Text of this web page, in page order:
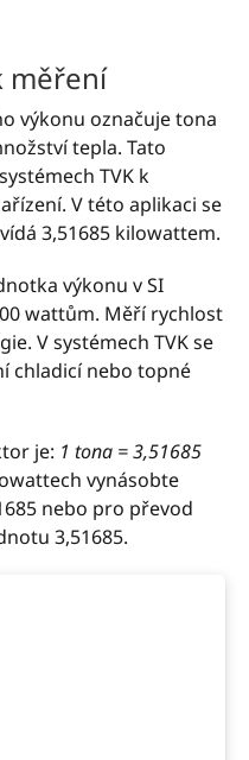
měření
výkonu označuje tona
tepla. Tato
TVK k
V této aplikaci se
3,51685 kilowattem.
výkonu v SI
wattům. Měří rychlost
V systémech TVK se
chladicí nebo topné
je: 1 tona = 3,51685
vynásobte
nebo pro převod
3,51685.